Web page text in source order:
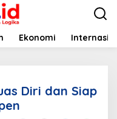
Ekonomi
Diri dan Siap